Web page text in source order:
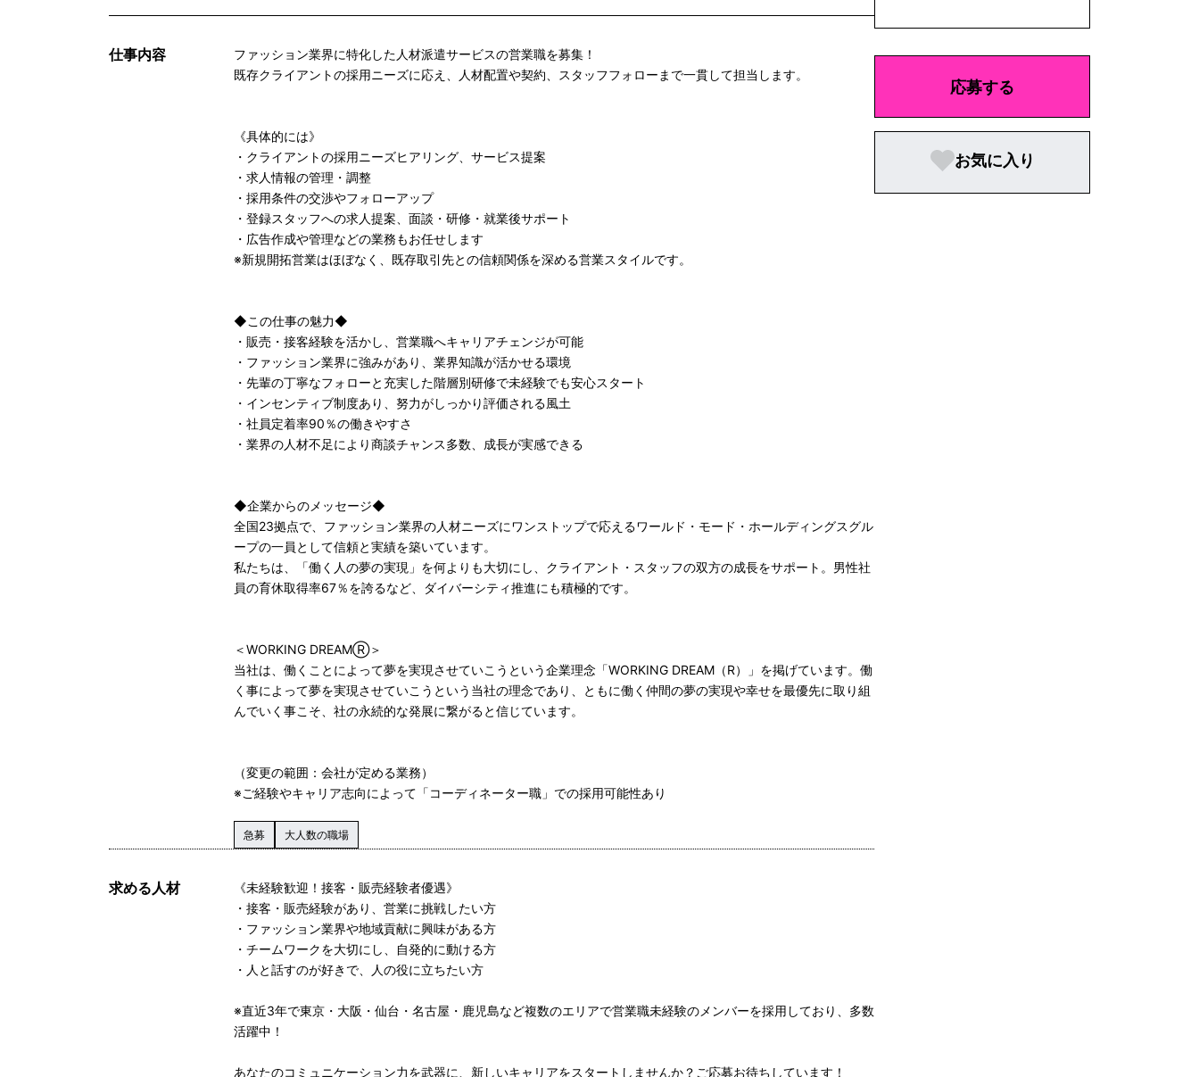
仕事内容
ファッション業界に特化した人材派遣サービスの営業職を募集！
既存クライアントの採用ニーズに応え、人材配置や契約、スタッフフォローまで一貫して担当します。
《具体的には》
・クライアントの採用ニーズヒアリング、サービス提案
・求人情報の管理・調整
・採用条件の交渉やフォローアップ
・登録スタッフへの求人提案、面談・研修・就業後サポート
・広告作成や管理などの業務もお任せします
※新規開拓営業はほぼなく、既存取引先との信頼関係を深める営業スタイルです。
◆この仕事の魅力◆
・販売・接客経験を活かし、営業職へキャリアチェンジが可能
・ファッション業界に強みがあり、業界知識が活かせる環境
・先輩の丁寧なフォローと充実した階層別研修で未経験でも安心スタート
・インセンティブ制度あり、努力がしっかり評価される風土
・社員定着率90％の働きやすさ
・業界の人材不足により商談チャンス多数、成長が実感できる
◆企業からのメッセージ◆
全国23拠点で、ファッション業界の人材ニーズにワンストップで応えるワールド・モード・ホールディングスグル
ープの一員として信頼と実績を築いています。
私たちは、「働く人の夢の実現」を何よりも大切にし、クライアント・スタッフの双方の成長をサポート。男性社
員の育休取得率67％を誇るなど、ダイバーシティ推進にも積極的です。
＜WORKING DREAMⓇ＞
当社は、働くことによって夢を実現させていこうという企業理念「WORKING DREAM（R）」を掲げています。働
く事によって夢を実現させていこうという当社の理念であり、ともに働く仲間の夢の実現や幸せを最優先に取り組
んでいく事こそ、社の永続的な発展に繋がると信じています。
（変更の範囲：会社が定める業務）
※ご経験やキャリア志向によって「コーディネーター職」での採用可能性あり
急募 大人数の職場
求める人材
《未経験歓迎！接客・販売経験者優遇》
・接客・販売経験があり、営業に挑戦したい方
・ファッション業界や地域貢献に興味がある方
・チームワークを大切にし、自発的に動ける方
・人と話すのが好きで、人の役に立ちたい方
※直近3年で東京・大阪・仙台・名古屋・鹿児島など複数のエリアで営業職未経験のメンバーを採用しており、多数
活躍中！
あなたのコミュニケーション力を武器に、新しいキャリアをスタートしませんか？ご応募お待ちしています！
応募する
お気に入り